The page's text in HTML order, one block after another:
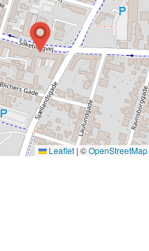
Leaflet | ©OpenStreetMap